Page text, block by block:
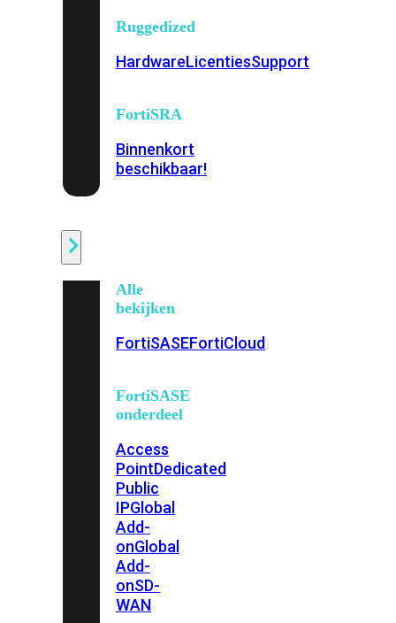
Ruggedized
HardwareLicentiesSupport
FortiSRA
Binnenkort
beschikbaar!
Alle
bekijken
FortiSASEFortiCloud
FortiSASE
onderdeel
Access
PointDedicated
Public
IPGlobal
Add-
onGlobal
Add-
onSD-
WAN